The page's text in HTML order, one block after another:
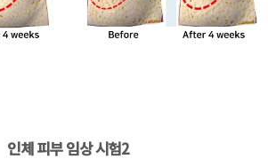
인체 피부 임상 시험2